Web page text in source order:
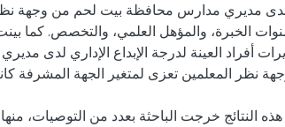
لدى مديري مدارس محافظة بيت لحم من وجهة
الخبرة، والمؤهل العلمي، والتخصص. كما
أفراد العينة لدرجة الإبداع الإداري لدى
نظر المعلمين تعزى لمتغير الجهة المشرفة
النتائج خرجت الباحثة بعدد من التوصيات،